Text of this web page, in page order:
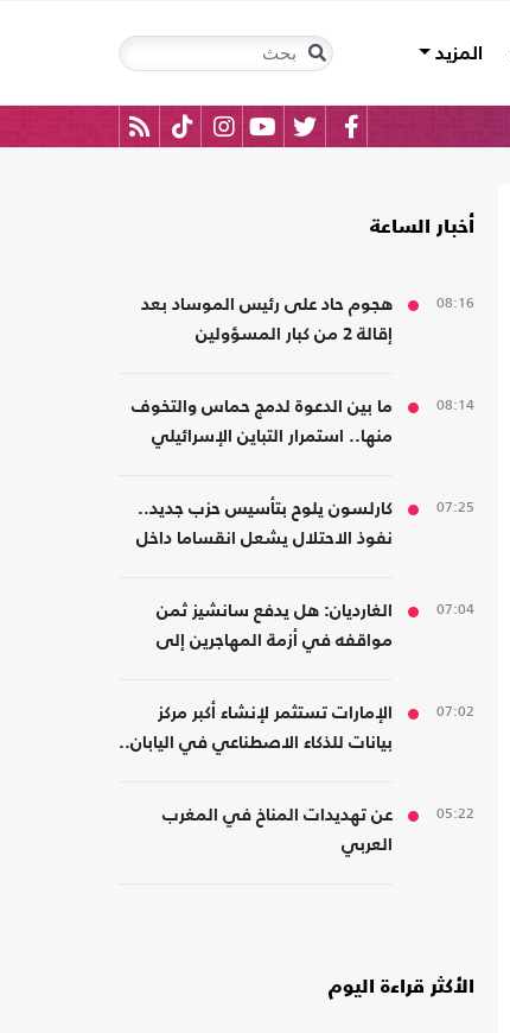
المزيد
أخبار الساعة
08:16
هجوم حاد على رئيس الموساد بعد
إقالة 2 من كبار المسؤولين
08:14
ما بين الدعوة لدمج حماس والتخوف
منها.. استمرار التباين الإسرائيلي
07:25
كارلسون يلوح بتأسيس حزب جديد..
نفوذ الاحتلال يشعل انقساما داخل
07:04
الغارديان: هل يدفع سانشيز ثمن
مواقفه في أزمة المهاجرين إلى
07:02
الإمارات تستثمر لإنشاء أكبر مركز
بيانات للذكاء الاصطناعي في اليابان..
05:22
عن تهديدات المناخ في المغرب
العربي
الأكثر قراءة اليوم